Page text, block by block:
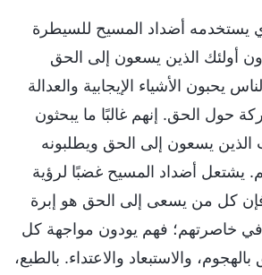
يستخدمه أضداد المسيح للسيطرة
أولئك الذين يسعون إلى الحق
يحبون الأشياء الإيجابية والعدالة
حول الحق. إنهم غالبًا ما يبحثون
الذين يسعون إلى الحق ويطلبونه
يشتعل أضداد المسيح غضبًا لرؤية
فإن كل من يسعى إلى الحق هو إبرة
خاصرتهم؛ فهم يودون مواجهة كل
والاستبعاد والاعتداء. بالطبع،